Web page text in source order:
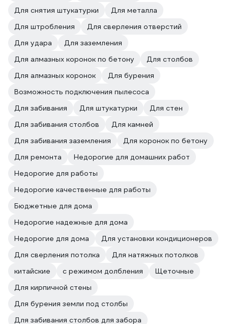
Для снятия штукатурки
Для металла
Для штробления
Для сверления отверстий
Для удара
Для заземления
Для алмазных коронок по бетону
Для столбов
Для алмазных коронок
Для бурения
Возможность подключения пылесоса
Для забивания
Для штукатурки
Для стен
Для забивания столбов
Для камней
Для забивания заземления
Для коронок по бетону
Для ремонта
Недорогие для домашних работ
Недорогие для работы
Недорогие качественные для работы
Бюджетные для дома
Недорогие надежные для дома
Недорогие для дома
Для установки кондиционеров
Для сверления потолка
Для натяжных потолков
китайские
с режимом долбления
Щеточные
Для кирпичной стены
Для бурения земли под столбы
Для забивания столбов для забора